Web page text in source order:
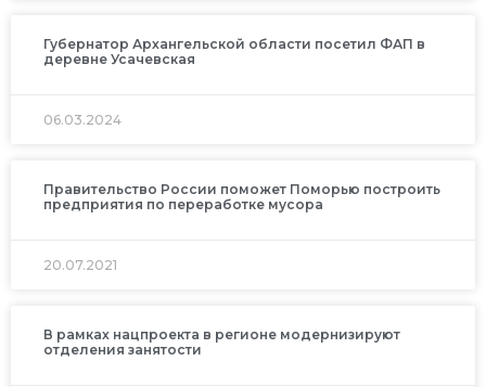
Губернатор Архангельской области посетил ФАП в
деревне Усачевская
06.03.2024
Правительство России поможет Поморью построить
предприятия по переработке мусора
20.07.2021
В рамках нацпроекта в регионе модернизируют
отделения занятости